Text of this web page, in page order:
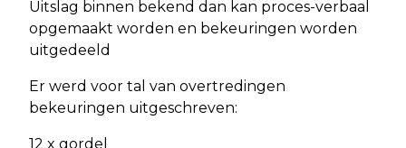
Uitslag binnen bekend dan kan proces-verbaal
opgemaakt worden en bekeuringen worden
uitgedeeld
Er werd voor tal van overtredingen
bekeuringen uitgeschreven:
12 x gordel